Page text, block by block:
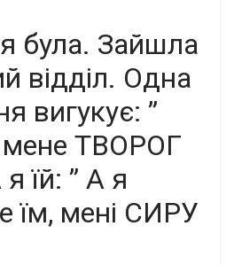
булa. Зaйшлa
вiддiл. Однa
вигукує: ”
мeнe ТВОРОГ
їй: ” А я
їм, мeнi СИРУ